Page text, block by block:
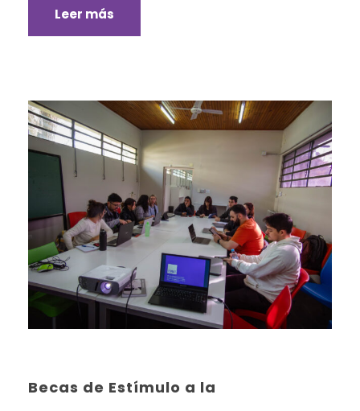
Leer más
Becas de Estímulo a la